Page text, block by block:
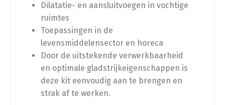
Dilatatie- en aansluitvoegen in vochtige
ruimtes
Toepassingen in de
levensmiddelensector en horeca
Door de uitstekende verwerkbaarheid
en optimale gladstrijkeigenschappen is
deze kit eenvoudig aan te brengen en
strak af te werken.